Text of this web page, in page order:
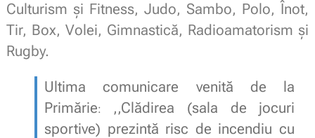
Culturism și Fitness, Judo, Sambo, Polo, Înot,
Tir, Box, Volei, Gimnastică, Radioamatorism și
Rugby.
Ultima comunicare venită de la
Primărie:
,,Clădirea (sala de jocuri
sportive) prezintă risc de incendiu cu